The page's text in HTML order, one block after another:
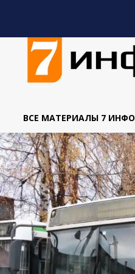
ВСЕ МАТЕРИАЛЫ 7 ИНФО